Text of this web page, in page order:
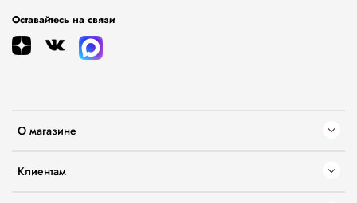
О магазине
Клиентам
Оставайтесь на связи